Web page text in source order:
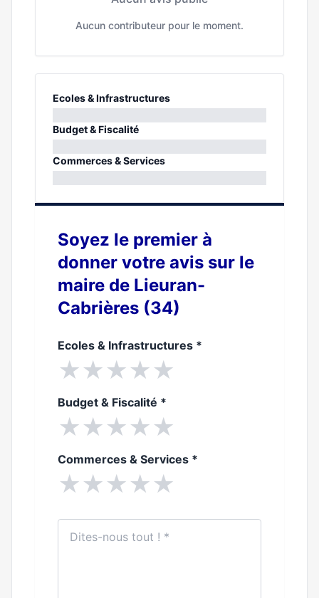
Aucun contributeur pour le moment.
Ecoles & Infrastructures
0%
Budget & Fiscalité
0%
Commerces & Services
Soyez le premier à
donner votre avis sur le
maire de Lieuran-
Cabrières (34)
Ecoles & Infrastructures *
★★★★★
Budget & Fiscalité *
★★★★★
Commerces & Services *
★★★★★